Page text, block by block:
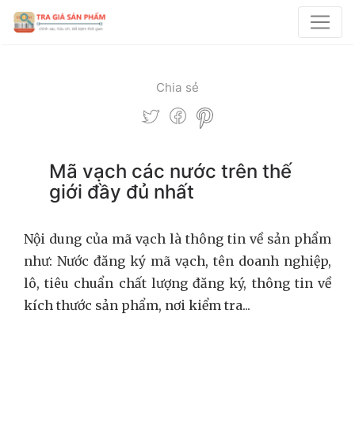
Chia sẻ
Mã vạch các nước trên thế
giới đầy đủ nhất
Nội dung của mã vạch là thông tin về sản phẩm
như: Nước đăng ký mã vạch, tên doanh nghiệp,
lô, tiêu chuẩn chất lượng đăng ký, thông tin về
kích thước sản phẩm, nơi kiểm tra...